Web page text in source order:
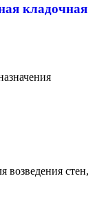
кладочная
возведения стен,